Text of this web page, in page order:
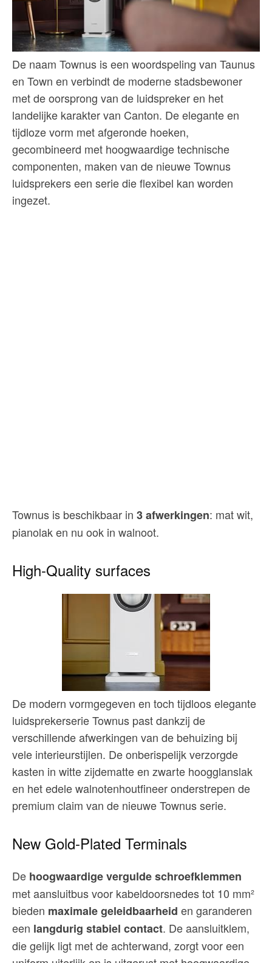
De naam Townus is een woordspeling van Taunus
en Town en verbindt de moderne stadsbewoner
met de oorsprong van de luidspreker en het
landelijke karakter van Canton. De elegante en
tijdloze vorm met afgeronde hoeken,
gecombineerd met hoogwaardige technische
componenten, maken van de nieuwe Townus
luidsprekers een serie die flexibel kan worden
ingezet.
Townus is beschikbaar in 3 afwerkingen: mat wit,
pianolak en nu ook in walnoot.
High-Quality surfaces
De modern vormgegeven en toch tijdloos elegante
luidsprekerserie Townus past dankzij de
verschillende afwerkingen van de behuizing bij
vele interieurstijlen. De onberispelijk verzorgde
kasten in witte zijdematte en zwarte hoogglanslak
en het edele walnotenhoutfineer onderstrepen de
premium claim van de nieuwe Townus serie.
New Gold-Plated Terminals
De hoogwaardige vergulde schroefklemmen
met aansluitbus voor kabeldoorsnedes tot 10 mm²
bieden maximale geleidbaarheid en garanderen
een langdurig stabiel contact. De aansluitklem,
die gelijk ligt met de achterwand, zorgt voor een